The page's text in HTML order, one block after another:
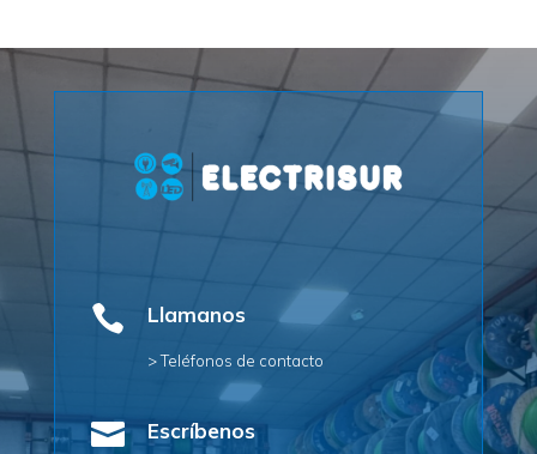
 Llamanos
> Teléfonos de contacto
 Escríbenos